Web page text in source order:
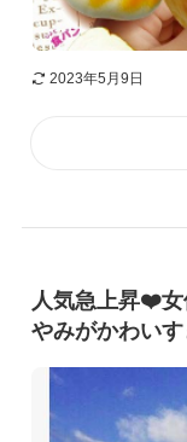
2023年5月9日
人気急上昇❤️女
やみがかわい